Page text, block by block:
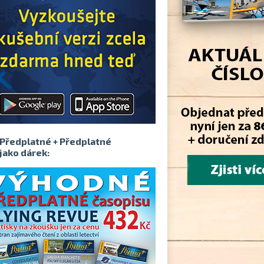
Předplatné + Předplatné
jako dárek: